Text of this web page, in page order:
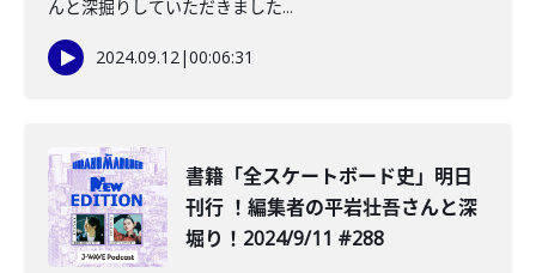
んと深掘りしていただきました...
2024.09.12|00:06:31
書籍「全スケートボード史」明日
刊行 ！編集者の平岩壮吾さんと深
堀り！2024/9/11 #288